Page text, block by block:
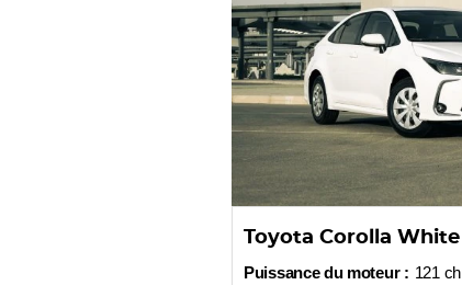
Toyota Corolla White
Puissance du moteur : 121 ch